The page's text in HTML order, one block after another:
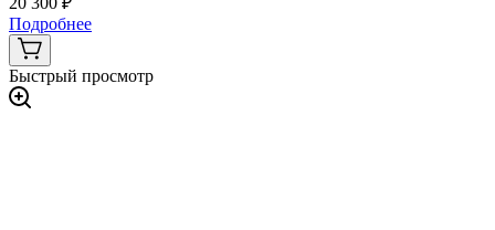
Подробнее
Быстрый просмотр